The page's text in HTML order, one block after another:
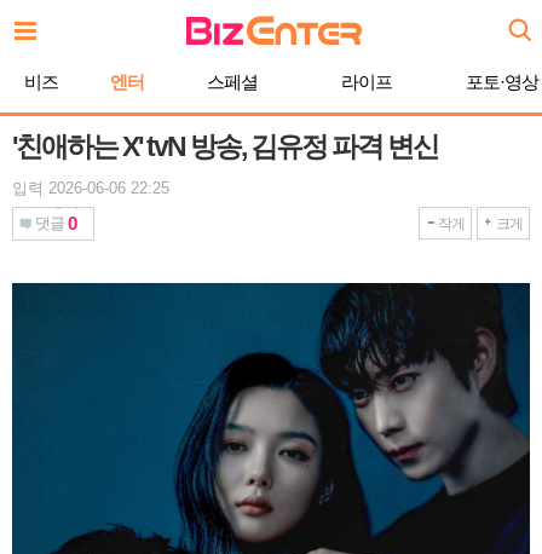
문
비즈 엔터 스페셜 라이프 포토·영상
'친애하는 X' tvN 방송, 김유정 파격 변신
입력 2026-06-06 22:25
댓글 0 작게 크게